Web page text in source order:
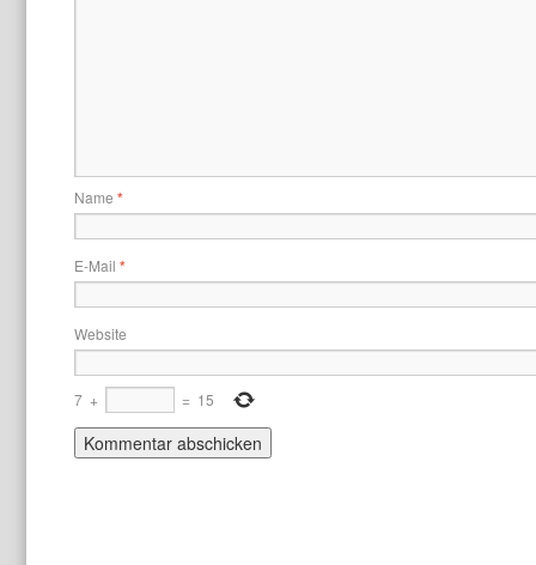
Name *
E-Mail *
Website
7 + = 15